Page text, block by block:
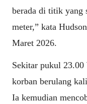
berada di titik yang
meter,” kata
Maret 2026.
Sekitar pukul
korban berulang
Ia kemudian